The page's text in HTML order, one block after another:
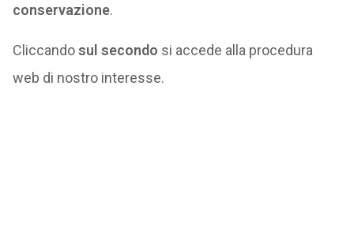
conservazione.
Cliccandosul secondo si accede alla procedura
web di nostro interesse.